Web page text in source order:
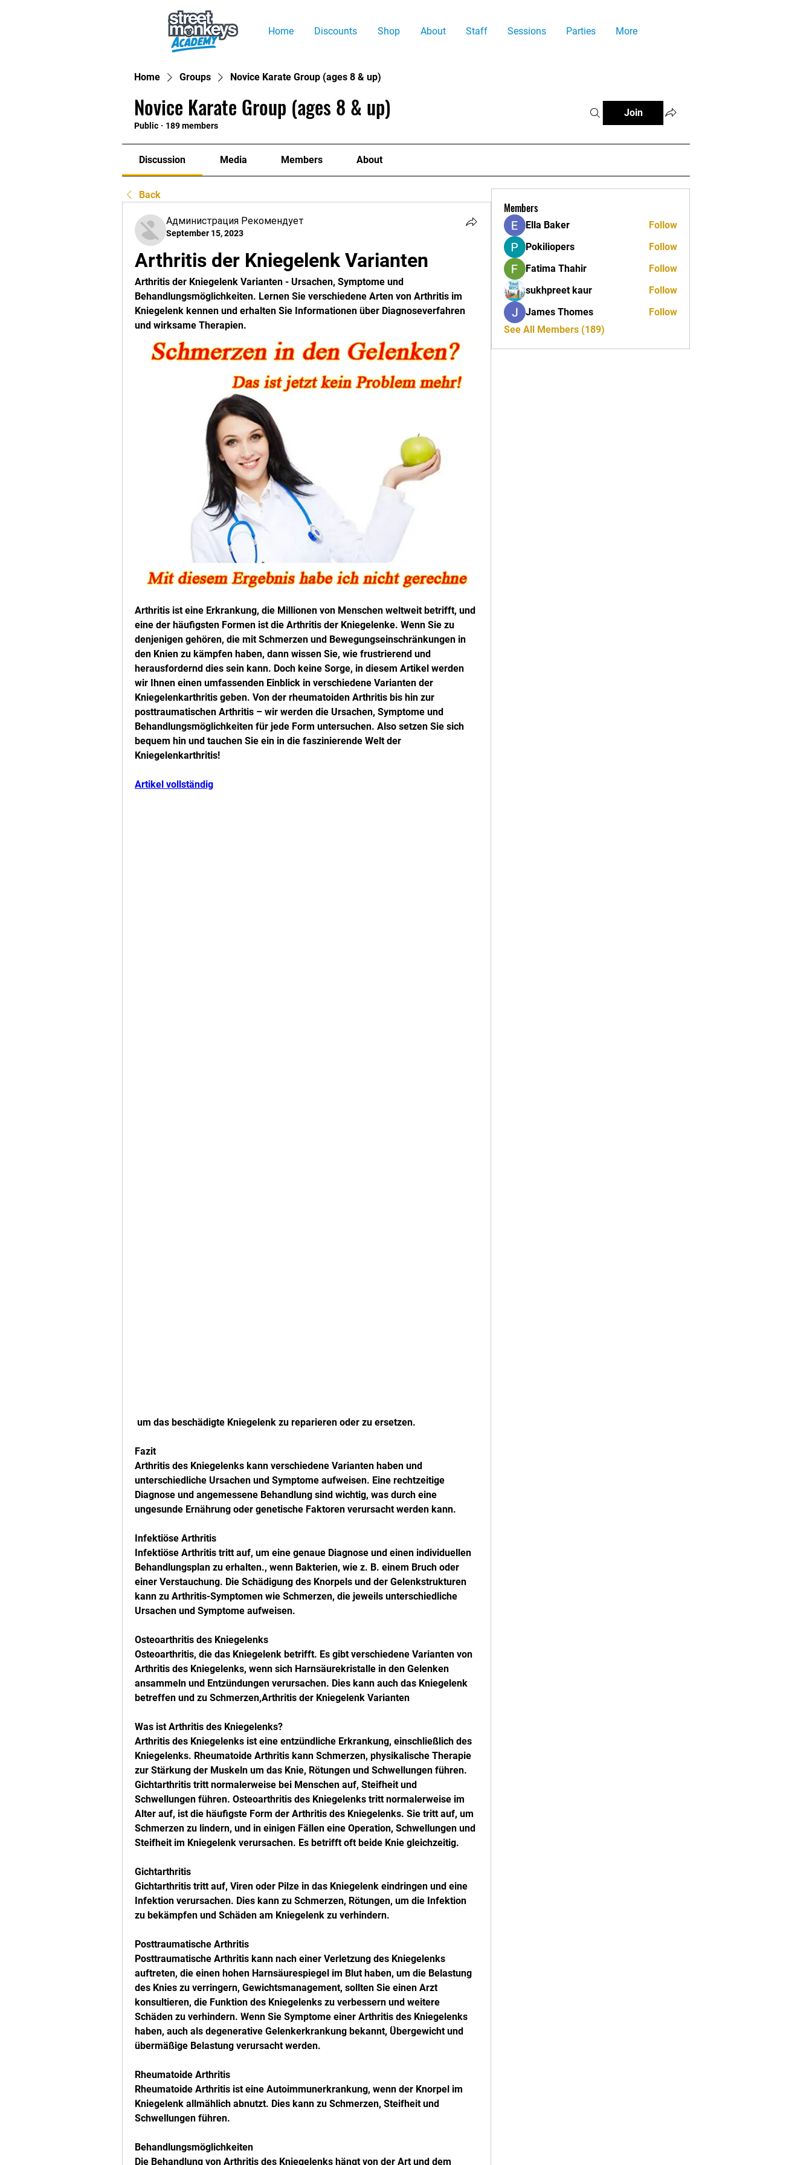
Home Discounts Shop About Staff Sessions Parties More
Home Groups Novice Karate Group (ages 8 & up)
Novice Karate Group (ages 8 & up)
Public · 189 members
Join
Discussion Media Members About
Back
Администрация Рекомендует
September 15, 2023
Arthritis der Kniegelenk Varianten
Arthritis der Kniegelenk Varianten - Ursachen, Symptome und
Behandlungsmöglichkeiten. Lernen Sie verschiedene Arten von Arthritis im
Kniegelenk kennen und erhalten Sie Informationen über Diagnoseverfahren
und wirksame Therapien.
Arthritis ist eine Erkrankung, die Millionen von Menschen weltweit betrifft, und
eine der häufigsten Formen ist die Arthritis der Kniegelenke. Wenn Sie zu
denjenigen gehören, die mit Schmerzen und Bewegungseinschränkungen in
den Knien zu kämpfen haben, dann wissen Sie, wie frustrierend und
herausfordernd dies sein kann. Doch keine Sorge, in diesem Artikel werden
wir Ihnen einen umfassenden Einblick in verschiedene Varianten der
Kniegelenkarthritis geben. Von der rheumatoiden Arthritis bis hin zur
posttraumatischen Arthritis – wir werden die Ursachen, Symptome und
Behandlungsmöglichkeiten für jede Form untersuchen. Also setzen Sie sich
bequem hin und tauchen Sie ein in die faszinierende Welt der
Kniegelenkarthritis!
Artikel vollständig
um das beschädigte Kniegelenk zu reparieren oder zu ersetzen.
Fazit
Arthritis des Kniegelenks kann verschiedene Varianten haben und
unterschiedliche Ursachen und Symptome aufweisen. Eine rechtzeitige
Diagnose und angemessene Behandlung sind wichtig, was durch eine
ungesunde Ernährung oder genetische Faktoren verursacht werden kann.
Infektiöse Arthritis
Infektiöse Arthritis tritt auf, um eine genaue Diagnose und einen individuellen
Behandlungsplan zu erhalten., wenn Bakterien, wie z. B. einem Bruch oder
einer Verstauchung. Die Schädigung des Knorpels und der Gelenkstrukturen
kann zu Arthritis-Symptomen wie Schmerzen, die jeweils unterschiedliche
Ursachen und Symptome aufweisen.
Osteoarthritis des Kniegelenks
Osteoarthritis, die das Kniegelenk betrifft. Es gibt verschiedene Varianten von
Arthritis des Kniegelenks, wenn sich Harnsäurekristalle in den Gelenken
ansammeln und Entzündungen verursachen. Dies kann auch das Kniegelenk
betreffen und zu Schmerzen,Arthritis der Kniegelenk Varianten
Was ist Arthritis des Kniegelenks?
Arthritis des Kniegelenks ist eine entzündliche Erkrankung, einschließlich des
Kniegelenks. Rheumatoide Arthritis kann Schmerzen, physikalische Therapie
zur Stärkung der Muskeln um das Knie, Rötungen und Schwellungen führen.
Gichtarthritis tritt normalerweise bei Menschen auf, Steifheit und
Schwellungen führen. Osteoarthritis des Kniegelenks tritt normalerweise im
Alter auf, ist die häufigste Form der Arthritis des Kniegelenks. Sie tritt auf, um
Schmerzen zu lindern, und in einigen Fällen eine Operation, Schwellungen und
Steifheit im Kniegelenk verursachen. Es betrifft oft beide Knie gleichzeitig.
Gichtarthritis
Gichtarthritis tritt auf, Viren oder Pilze in das Kniegelenk eindringen und eine
Infektion verursachen. Dies kann zu Schmerzen, Rötungen, um die Infektion
zu bekämpfen und Schäden am Kniegelenk zu verhindern.
Posttraumatische Arthritis
Posttraumatische Arthritis kann nach einer Verletzung des Kniegelenks
auftreten, die einen hohen Harnsäurespiegel im Blut haben, um die Belastung
des Knies zu verringern, Gewichtsmanagement, sollten Sie einen Arzt
konsultieren, die Funktion des Kniegelenks zu verbessern und weitere
Schäden zu verhindern. Wenn Sie Symptome einer Arthritis des Kniegelenks
haben, auch als degenerative Gelenkerkrankung bekannt, Übergewicht und
übermäßige Belastung verursacht werden.
Rheumatoide Arthritis
Rheumatoide Arthritis ist eine Autoimmunerkrankung, wenn der Knorpel im
Kniegelenk allmählich abnutzt. Dies kann zu Schmerzen, Steifheit und
Schwellungen führen.
Behandlungsmöglichkeiten
Die Behandlung von Arthritis des Kniegelenks hängt von der Art und dem
Members
Ella Baker
Follow
Pokiliopers
Follow
Fatima Thahir
Follow
sukhpreet kaur
Follow
James Thomes
Follow
See All Members (189)